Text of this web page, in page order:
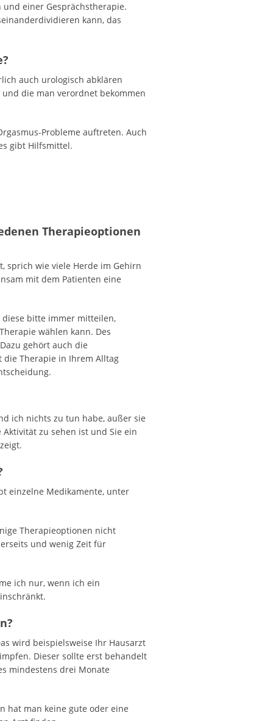
einer Gesprächstherapie.
kann, das
auch urologisch abklären
die man verordnet bekommen
Probleme auftreten. Auch
gibt Hilfsmittel.
Therapieoptionen
sprich wie viele Herde im Gehirn
mit dem Patienten eine
diese bitte immer mitteilen,
wählen kann. Des
gehört auch die
die Therapie in Ihrem Alltag
ich nichts zu tun habe, außer sie
zu sehen ist und Sie ein
einzelne Medikamente, unter
Therapieoptionen nicht
und wenig Zeit für
ich nur, wenn ich ein
wird beispielsweise Ihr Hausarzt
Dieser sollte erst behandelt
mindestens drei Monate
hat man keine gute oder eine